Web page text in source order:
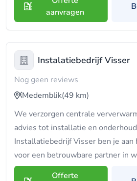
aanvragen
Instalatiebedrijf Visser
Nog geen reviews
Medemblik(49 km)
We verzorgen centrale
advies tot installatie en
Installatiebedrijf Visser ben je aan
voor een betrouwbare partner in
Offerte